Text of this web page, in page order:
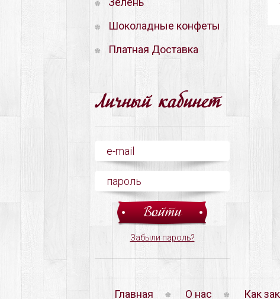
Шоколадные конфеты
Платная Доставка
Личный кабинет
Забыли пароль?
Главная О нас Как